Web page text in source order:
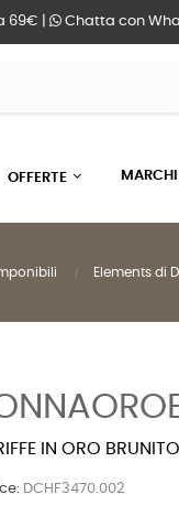
69€ | Chatta con
OFFERTE MARCHI
Elements di
IN ORO
DCHF3470.002